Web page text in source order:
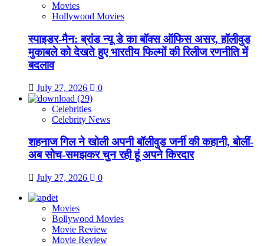
Movies
Hollywood Movies
स्पाइडर-मैन: ब्रांड न्यू डे का बॉक्स ऑफिस असर, हॉलीवुड
मुकाबले को देखते हुए भारतीय फिल्मों की रिलीज रणनीति में
बदलाव
July 27, 2026 0
Celebrities
Celebrity News
शहनाज गिल ने खोली अपनी बॉलीवुड जर्नी की कहानी, बोलीं-
अब सोच-समझकर चुन रही हूं अपने किरदार
July 27, 2026 0
Movies
Bollywood Movies
Movie Review
Movie Review